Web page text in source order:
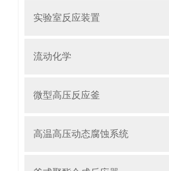
实验室反应装置
流动化学
微型高压反应釜
高温高压动态腐蚀系统